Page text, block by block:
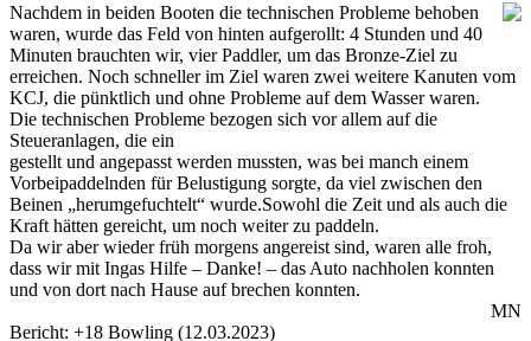
Nachdem in beiden Booten die technischen Probleme behoben
waren, wurde das Feld von hinten aufgerollt: 4 Stunden und 40
Minuten brauchten wir, vier Paddler, um das Bronze-Ziel zu
erreichen. Noch schneller im Ziel waren zwei weitere Kanuten vom
KCJ, die pünktlich und ohne Probleme auf dem Wasser waren.
Die technischen Probleme bezogen sich vor allem auf die
Steueranlagen, die ein
gestellt und angepasst werden mussten, was bei manch einem
Vorbeipaddelnden für Belustigung sorgte, da viel zwischen den
Beinen „herumgefuchtelt“ wurde.Sowohl die Zeit und als auch die
Kraft hätten gereicht, um noch weiter zu paddeln.
Da wir aber wieder früh morgens angereist sind, waren alle froh,
dass wir mit Ingas Hilfe – Danke! – das Auto nachholen konnten
und von dort nach Hause auf brechen konnten.
MN
Bericht: +18 Bowling (12.03.2023)